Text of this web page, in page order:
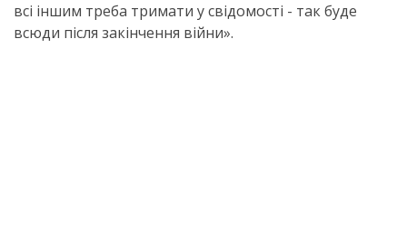
всі іншим треба тримати у свідомості - так буде
всюди після закінчення війни».